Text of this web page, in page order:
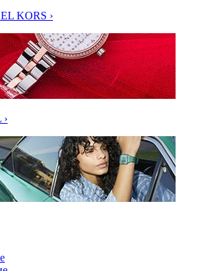
KORS ›
›